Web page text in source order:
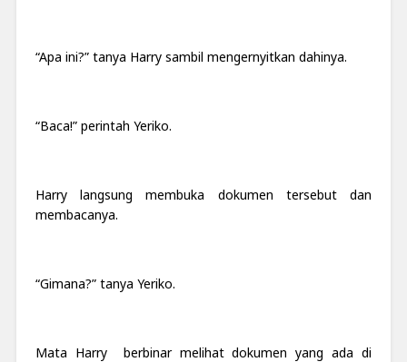
“Apa ini?” tanya Harry sambil mengernyitkan dahinya.
“Baca!” perintah Yeriko.
Harry langsung membuka dokumen tersebut dan
membacanya.
“Gimana?” tanya Yeriko.
Mata Harry berbinar melihat dokumen yang ada di